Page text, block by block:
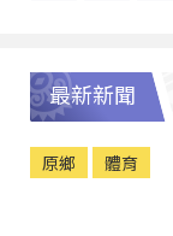
最新新聞
原鄉 體育